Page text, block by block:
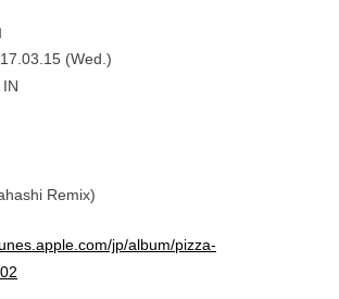
(Wed.)
Remix)
jp/album/pizza-